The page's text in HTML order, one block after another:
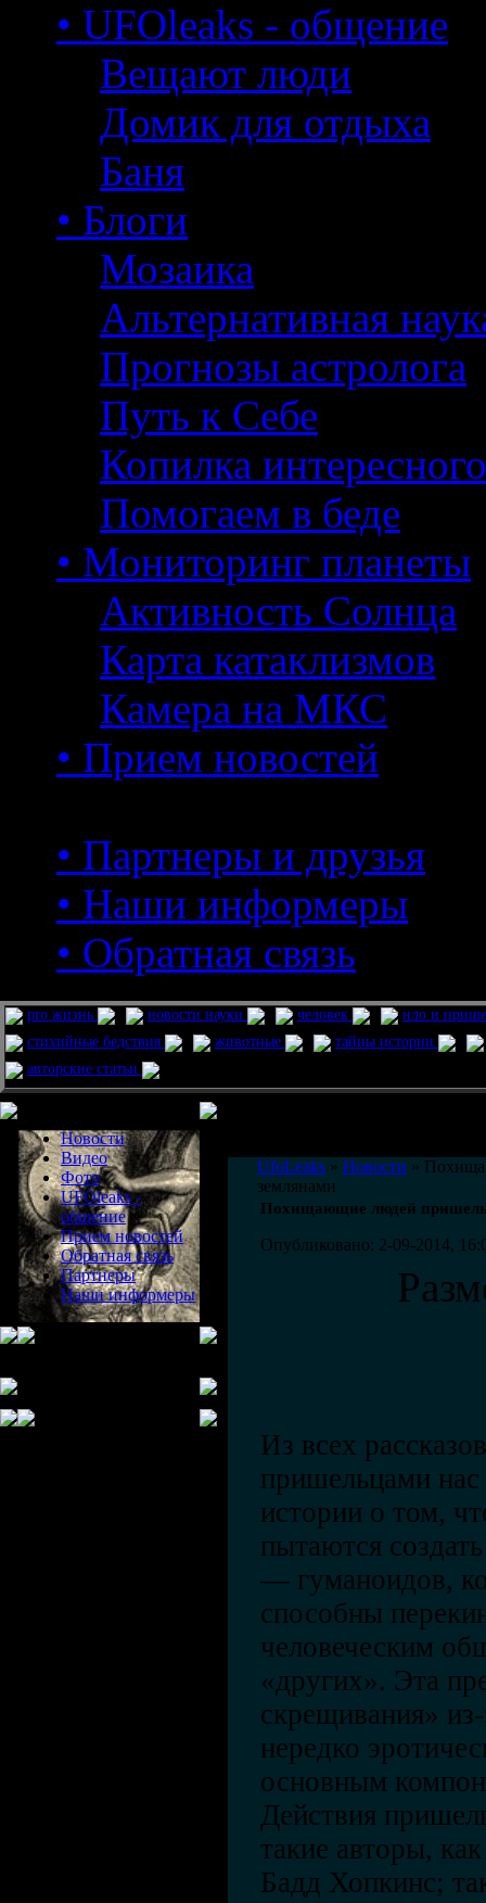
• UFOleaks - общение
Вещают люди
Домик для отдыха
Баня
• Блоги
Мозаика
Альтернативная
Прогнозы астролога
Путь к Себе
Копилка интересного
Помогаем в беде
• Мониторинг планеты
Активность Солнца
Карта катаклизмов
Камера на МКС
• Прием новостей
• Партнеры и друзья
• Наши информеры
• Обратная связь
pro жизнь новости науки человек
нло и
стихийные бедствия
животные
тайны истории
авторские статьи
Новости
Видео
Фото
UFOleaks -
общение
Прием новостей
Обратная связь
Партнеры
Наши информеры
UfoLeaks » Новости »
землянами
Похищающие людей
Опубликовано: 2-09-2014,
Из всех
пришельцами
истории о том,
пытаются
— гуманоидов,
способны
человеческим
«других». Эта
скрещивания»
нередко
основным
Действия
такие авторы,
Бадд Хопкинс;